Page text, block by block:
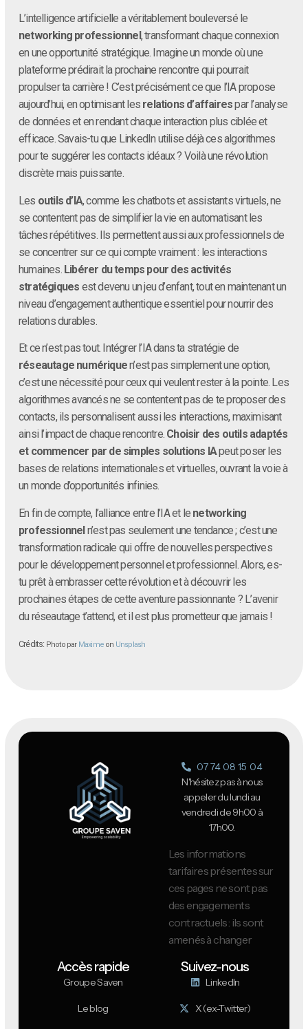
L’intelligence artificielle a véritablement bouleversé le
networking professionnel , transformant chaque connexion
en une opportunité stratégique. Imagine un monde où une
plateforme prédirait la prochaine rencontre qui pourrait
propulser ta carrière ! C’est précisément ce que l’IA propose
aujourd’hui, en optimisant les relations d’affairespar l’analyse
de données et en rendant chaque interaction plus ciblée et
efficace. Savais-tu que LinkedIn utilise déjà ces algorithmes
pour te suggérer les contacts idéaux ? Voilà une révolution
discrète mais puissante.
Les outils d’IA, comme les chatbots et assistants virtuels, ne
se contentent pas de simplifier la vie en automatisant les
tâches répétitives. Ils permettent aussi aux professionnels de
se concentrer sur ce qui compte vraiment : les interactions
humaines. Libérer du temps pour des activités
stratégiques est devenu un jeu d’enfant, tout en maintenant un
niveau d’engagement authentique essentiel pour nourrir des
relations durables.
Et ce n’est pas tout. Intégrer l’IA dans ta stratégie de
réseautage numériquen’est pas simplement une option,
c’est une nécessité pour ceux qui veulent rester à la pointe. Les
algorithmes avancés ne se contentent pas de te proposer des
contacts, ils personnalisent aussi les interactions, maximisant
ainsi l’impact de chaque rencontre. Choisir des outils adaptés
et commencer par de simples solutions IApeut poser les
bases de relations internationales et virtuelles, ouvrant la voie à
un monde d’opportunités infinies.
En fin de compte, l’alliance entre l’IA et le networking
professionneln’est pas seulement une tendance ; c’est une
transformation radicale qui offre de nouvelles perspectives
pour le développement personnel et professionnel. Alors, es-
tu prêt à embrasser cette révolution et à découvrir les
prochaines étapes de cette aventure passionnante ? L’avenir
du réseautage t’attend, et il est plus prometteur que jamais !
Crédits: Photo par Maxime on Unsplash
07 74 08 15 04
N'hésitez pas à nous
appeler du lundi au
vendredi de 9h00 à
17h00.
Les informations
tarifaires présentes sur
ces pages ne sont pas
des engagements
contractuels : ils sont
amenés à changer
Accès rapide
Groupe Saven
Le blog
Suivez-nous
LinkedIn
X (ex-Twitter)